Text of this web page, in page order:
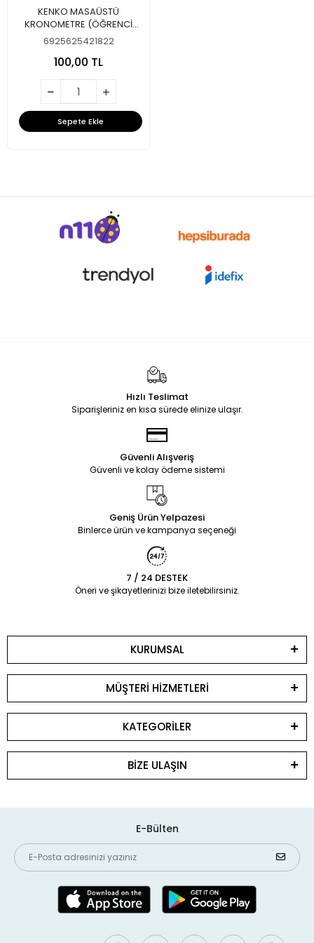
KENKO MASAÜSTÜ
KRONOMETRE (ÖĞRENCİ
SAYAÇ)
6925625421822
100,00 TL
Sepete Ekle
Hızlı Teslimat
Siparişleriniz en kısa sürede elinize ulaşır.
Güvenli Alışveriş
Güvenli ve kolay ödeme sistemi
Geniş Ürün Yelpazesi
Binlerce ürün ve kampanya seçeneği
7 / 24 DESTEK
Öneri ve şikayetlerinizi bize iletebilirsiniz.
KURUMSAL
MÜŞTERİ HİZMETLERİ
KATEGORİLER
BİZE ULAŞIN
E-Bülten